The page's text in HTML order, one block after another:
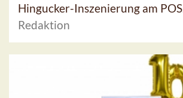
Hingucker-Inszenierung am POS.
Redaktion